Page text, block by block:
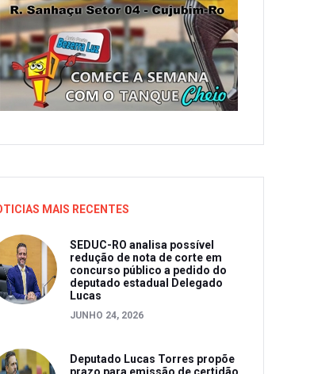
MAIS RECENTES
SEDUC-RO analisa possível
redução de nota de corte em
concurso público a pedido do
deputado estadual Delegado
Lucas
JUNHO 24, 2026
Deputado Lucas Torres propõe